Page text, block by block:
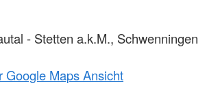
- Stetten a.k.M., Schwenningen
Google Maps Ansicht